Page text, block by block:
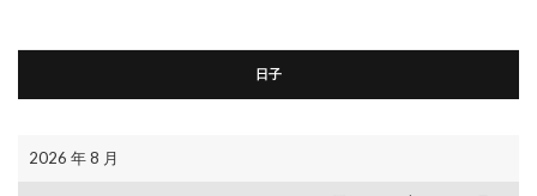
日子
2026 年 8 月